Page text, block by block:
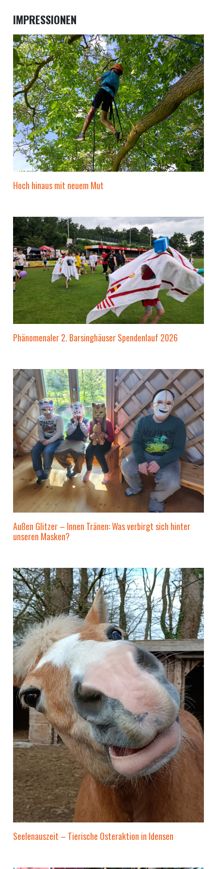
IMPRESSIONEN
Hoch hinaus mit neuem Mut
Phänomenaler 2. Barsinghäuser Spendenlauf 2026
Außen Glitzer – Innen Tränen: Was verbirgt sich hinter
unseren Masken?
Seelenauszeit – Tierische Osteraktion in Idensen